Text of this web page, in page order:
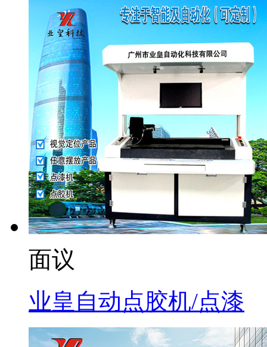
面议
业皇自动点胶机/点漆